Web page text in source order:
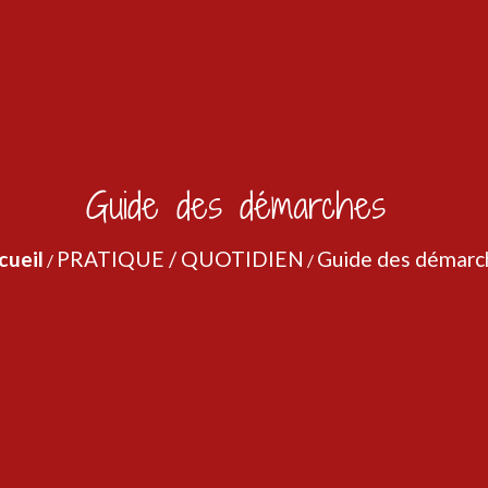
Guide des démarches
/ PRATIQUE / QUOTIDIEN / Guide des